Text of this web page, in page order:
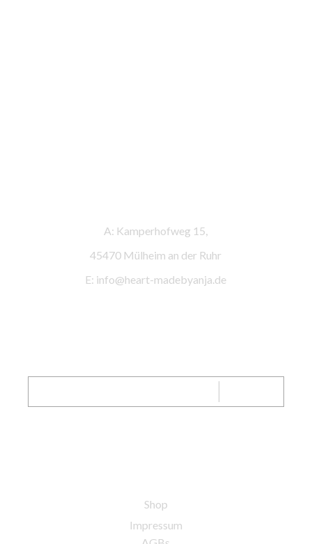
A: Kamperhofweg 15,
45470 Mülheim an der Ruhr
E: info@heart-madebyanja.de
Shop
Impressum